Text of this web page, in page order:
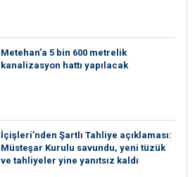
Metehan’a 5 bin 600 metrelik
kanalizasyon hattı yapılacak
İçişleri’nden Şartlı Tahliye açıklaması:
Müsteşar Kurulu savundu, yeni tüzük
ve tahliyeler yine yanıtsız kaldı